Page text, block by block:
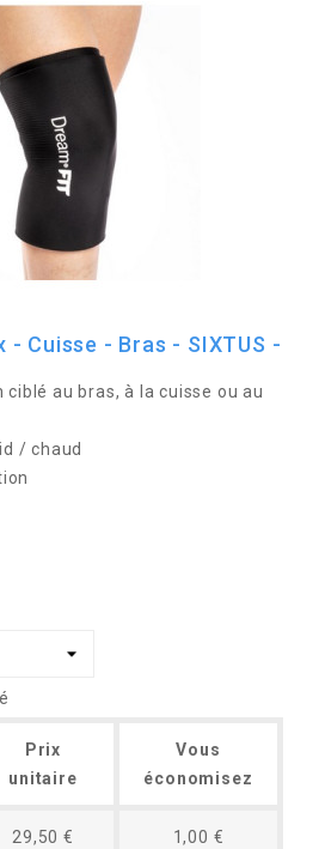
- Cuisse - Bras - SIXTUS -
au bras, à la cuisse ou au
/ chaud
Prix
unitaire
Vous
économisez
29,50 € 1,00 €